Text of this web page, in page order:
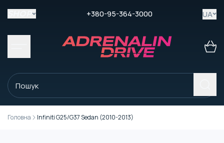
+380-95-364-3000 UA
Головна Infiniti G25/G37 Sedan (2010-2013)